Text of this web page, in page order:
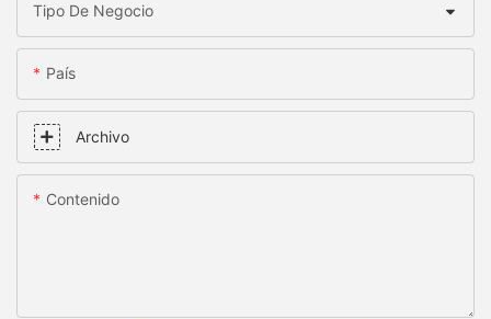
Tipo De Negocio
País
Archivo
Contenido